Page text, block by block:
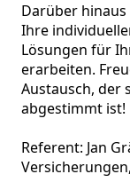
Darüber
Ihre
Lösungen für
erarbeiten.
Austausch, der
abgestimmt ist!
Referent: Jan